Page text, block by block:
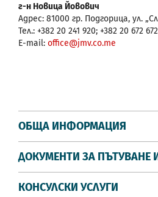
г-н Новица Йовович
Адрес: 81000 гр. Подгорица, ул.
Тел.: +382 20 241 920; +382 20 672 672
E-mail: office@jmv.co.me
ОБЩА ИНФОРМАЦИЯ
ДОКУМЕНТИ ЗА ПЪТУВАНЕ
КОНСУЛСКИ УСЛУГИ